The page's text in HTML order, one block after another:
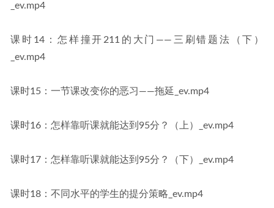
_ev.mp4
课时14：怎样撞开211的大门——三刷错题法（下）
_ev.mp4
课时15：一节课改变你的恶习——拖延_ev.mp4
课时16：怎样靠听课就能达到95分？（上）_ev.mp4
课时17：怎样靠听课就能达到95分？（下）_ev.mp4
课时18：不同水平的学生的提分策略_ev.mp4